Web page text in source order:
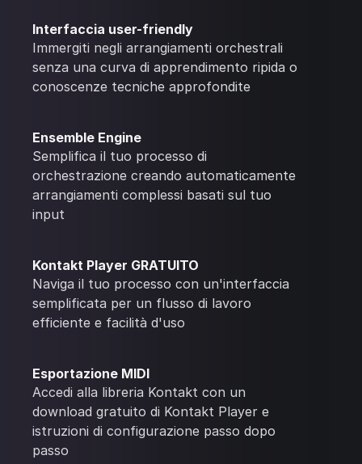
Interfaccia user-friendly
Immergiti negli arrangiamenti orchestrali
senza una curva di apprendimento ripida o
conoscenze tecniche approfondite
Ensemble Engine
Semplifica il tuo processo di
orchestrazione creando automaticamente
arrangiamenti complessi basati sul tuo
input
Kontakt Player GRATUITO
Naviga il tuo processo con un'interfaccia
semplificata per un flusso di lavoro
efficiente e facilità d'uso
Esportazione MIDI
Accedi alla libreria Kontakt con un
download gratuito di Kontakt Player e
istruzioni di configurazione passo dopo
passo